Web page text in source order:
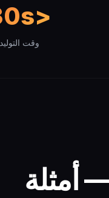
<30s
وقت التوليد
أمثلة